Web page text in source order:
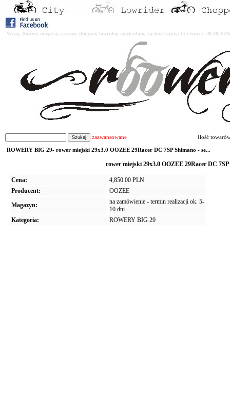
Witaj. Rowery miejskie, cruiser, chopper, lowrider, amsterdam, custom kupisz tu i teraz : 08-08-
zaawansowane Ilość
ROWERY BIG 29- rower miejski 29x3.0 OOZEE 29Racer DC 7SP Shimano - se...
rower miejski 29x3.0 OOZEE 29Racer DC
Cena:
4,850.00 PLN
Producent:
OOZEE
Magazyn:
na zamówienie - termin realizacji ok. 5-
10 dni
Kategoria:
ROWERY BIG 29